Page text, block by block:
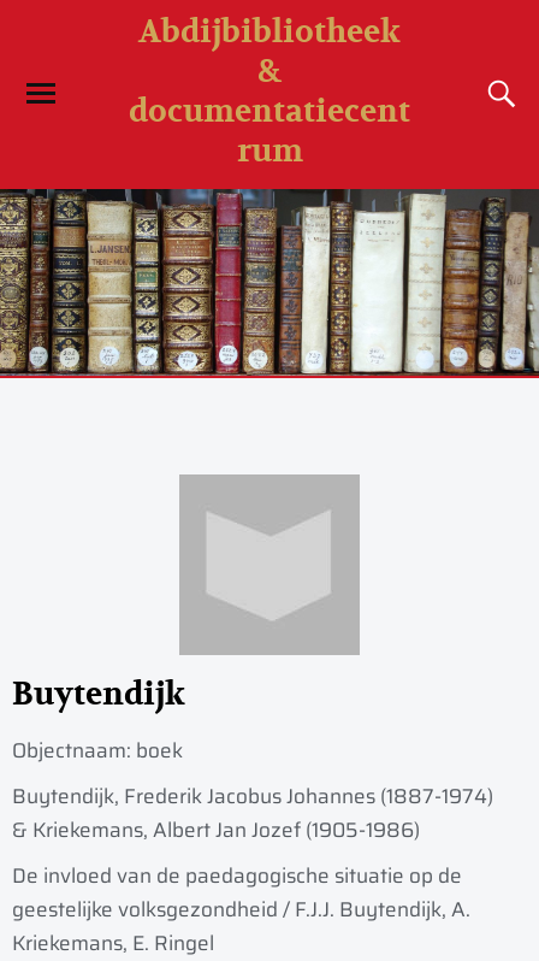
Abdijbibliotheek
&
documentatiecent
rum
Buytendijk
Objectnaam: boek
Buytendijk, Frederik Jacobus Johannes (1887-1974)
& Kriekemans, Albert Jan Jozef (1905-1986)
De invloed van de paedagogische situatie op de
geestelijke volksgezondheid / F.J.J. Buytendijk, A.
Kriekemans, E. Ringel